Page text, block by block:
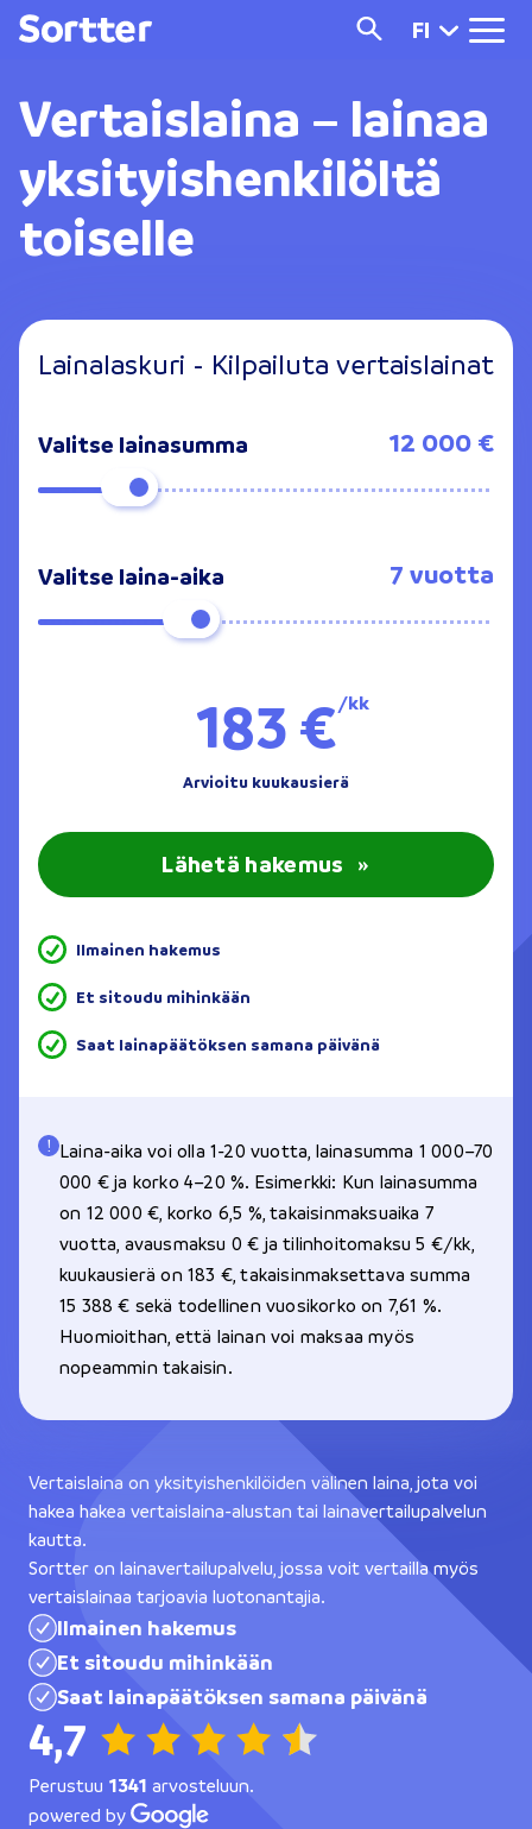
FI
Vertaislaina – lainaa
yksityishenkilöltä
toiselle
Lainalaskuri - Kilpailuta vertaislainat
Valitse lainasumma 12 000 €
Valitse laina-aika 7 vuotta
183 €/kk
Arvioitu kuukausierä
Lähetä hakemus »
Ilmainen hakemus
Et sitoudu mihinkään
Saat lainapäätöksen samana päivänä
Laina-aika voi olla 1-20 vuotta, lainasumma 1 000–70
000 € ja korko 4–20 %. Esimerkki: Kun lainasumma
on 12 000 €, korko 6,5 %, takaisinmaksuaika 7
vuotta, avausmaksu 0 € ja tilinhoitomaksu 5 €/kk,
kuukausierä on 183 €, takaisinmaksettava summa
15 388 € sekä todellinen vuosikorko on 7,61 %.
Huomioithan, että lainan voi maksaa myös
nopeammin takaisin.
Vertaislaina on yksityishenkilöiden välinen laina, jota voi
hakea hakea vertaislaina-alustan tai lainavertailupalvelun
kautta.
Sortter on lainavertailupalvelu, jossa voit vertailla myös
vertaislainaa tarjoavia luotonantajia.
Ilmainen hakemus
Et sitoudu mihinkään
Saat lainapäätöksen samana päivänä
4,7
Perustuu 1341 arvosteluun.
powered by